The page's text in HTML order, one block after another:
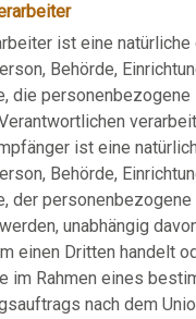
ist eine natürliche
Behörde,
die personenbezogene
ist eine
Behörde,
der personenbezogene
unabhängig
einen Dritten handelt
im Rahmen eines
nach dem